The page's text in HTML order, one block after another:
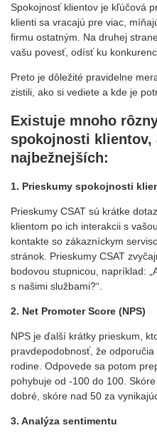
Spokojnosť klientov je kľúčová
klienti sa vracajú pre viac,
firmu ostatným. Na druhej
vašu povesť, odísť ku
Preto je dôležité pravidelne
zistili, ako si vediete a kde je
Existuje mnoho
spokojnosti klientov,
najbežnejších:
1. Prieskumy spokojnosti
Prieskumy CSAT sú krátke
klientom po ich interakcii s
kontakte so zákazníckym
stránok. Prieskumy CSAT
bodovou stupnicou, napríklad:
s našimi službami?“.
2. Net Promoter Score (NPS)
NPS je ďalší krátky prieskum,
pravdepodobnosť, že
rodine. Odpovede sa potom
pohybuje od -100 do 100.
dobré, skóre nad 50 za
3. Analýza sentimentu